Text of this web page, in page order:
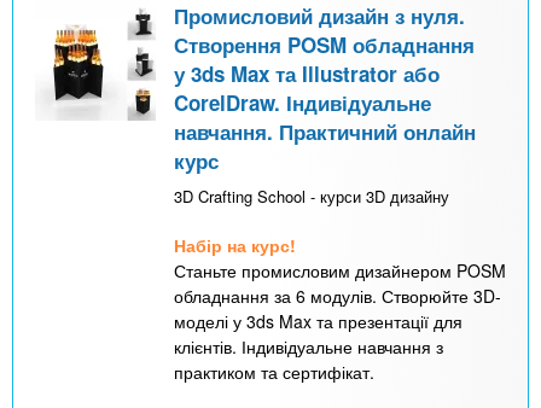
Промисловий дизайн з нуля.
Створення POSM обладнання
у 3ds Max та Illustrator або
CorelDraw. Індивідуальне
навчання. Практичний онлайн
курс
3D Crafting School - курси 3D дизайну
Набір на курс!
Станьте промисловим дизайнером POSM
обладнання за 6 модулів. Створюйте 3D-
моделі у 3ds Max та презентації для
клієнтів. Індивідуальне навчання з
практиком та сертифікат.